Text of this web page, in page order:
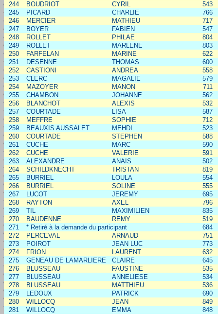
244
BOUDRIOT CYRIL
543
245
PICARD CHARLIE
766
246
MERCIER MATHIEU
717
247
BOYER FABIEN
547
248
ROLLET PHILAE
804
249
ROLLET MARLENE
803
250
FARFELAN MARINE
622
251
DESENNE THOMAS
600
252
CASTIONI ANDREA
558
253
CLERC MAGALIE
579
254
MAZOYER MANON
711
255
CHAMBON JOHANNE
562
256
BLANCHOT ALEXIS
532
257
COURTADE LISA
587
258
MEFFRE SOPHIE
712
259
BEAUXIS AUSSALET MEHDI
523
260
COURTADE STEPHEN
588
261
CUCHE MARC
590
262
CUCHE VALERIE
591
263
ALEXANDRE ANAIS
502
264
SCHILDKNECHT TRISTAN
819
265
BURRIEL LOULA
554
266
BURRIEL SOLINE
555
267
LUCOT JEREMY
695
268
RAYTON AXEL
796
269
TIL MAXIMILIEN
835
270
BAUDENNE REMY
519
271
* Retiré à la demande du participant
684
272
PERCEVAL ARNAUD
751
273
POIROT JEAN LUC
773
274
FRION LAURENT
632
275
GENEAU DE LAMARLIERE CLAIRE
645
276
BLUSSEAU FAUSTINE
535
277
BLUSSEAU ANNELIESE
534
278
BLUSSEAU MATTHIEU
536
279
LEDOUX PATRICK
690
280
WILLOCQ JEAN
849
281
WILLOCQ EMMA
848